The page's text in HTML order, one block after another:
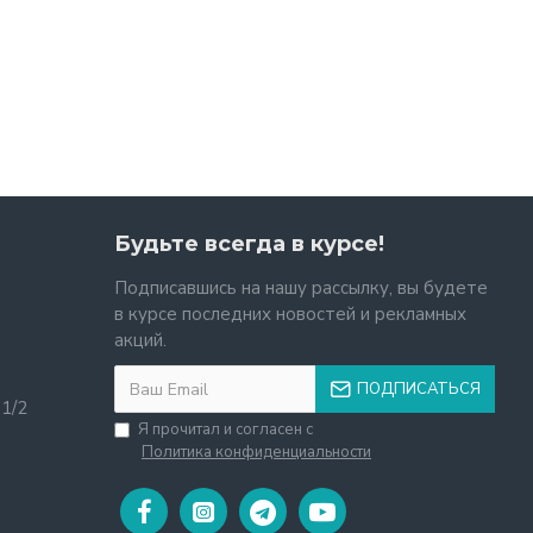
2
Будьте всегда в курсе!
Подписавшись на нашу рассылку, вы будете
в курсе последних новостей и рекламных
акций.
ПОДПИСАТЬСЯ
Я прочитал и согласен с
Политика конфиденциальности